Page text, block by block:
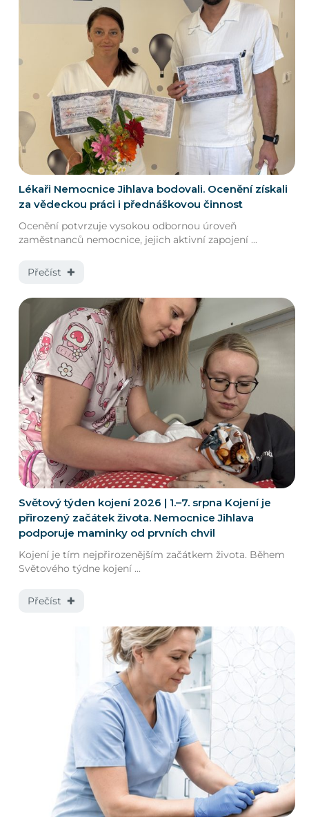
Lékaři Nemocnice Jihlava bodovali. Ocenění získali
za vědeckou práci i přednáškovou činnost
Ocenění potvrzuje vysokou odbornou úroveň
zaměstnanců nemocnice, jejich aktivní zapojení ...
Přečíst ✚
Světový týden kojení 2026 | 1.–7. srpna Kojení je
přirozený začátek života. Nemocnice Jihlava
podporuje maminky od prvních chvil
Kojení je tím nejpřirozenějším začátkem života. Během
Světového týdne kojení ...
Přečíst ✚